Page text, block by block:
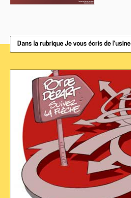
Dans la rubrique Je vous écris de l’usine